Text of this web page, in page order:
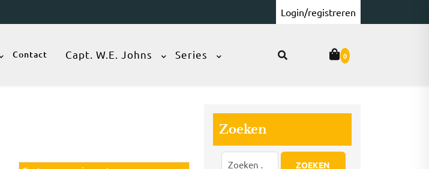
Login/registreren
Contact Capt. W.E. Johns Series 0
Zoeken